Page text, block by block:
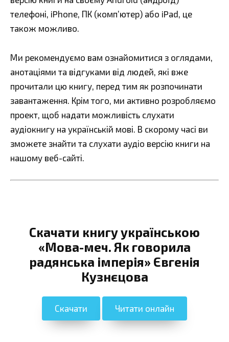
телефоні, iPhone, ПК (комп’ютер) або iPad, це
також можливо.
Ми рекомендуємо вам ознайомитися з оглядами,
анотаціями та відгуками від людей, які вже
прочитали цю книгу, перед тим як розпочинати
завантаження. Крім того, ми активно розробляємо
проект, щоб надати можливість слухати
аудіокнигу на українській мові. В скорому часі ви
зможете знайти та слухати аудіо версію книги на
нашому веб-сайті.
Скачати книгу українською
«Мова-меч. Як говорила
радянська імперія» Євгенія
Кузнєцова
Скачати Читати онлайн